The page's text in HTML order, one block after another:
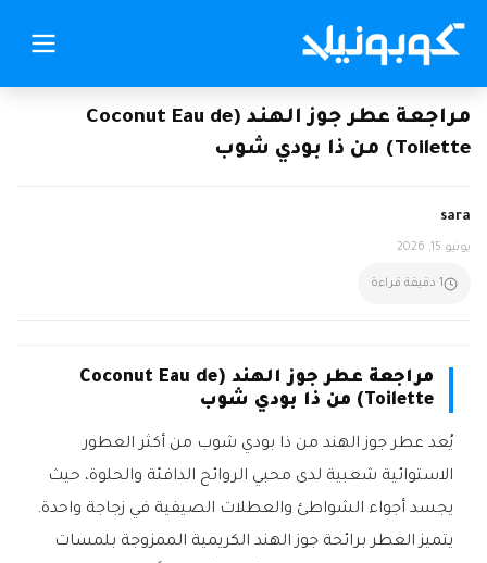
مراجعة عطر جوز الهند (Coconut Eau de
Toilette) من ذا بودي شوب
sara
يونيو 15, 2026
1 دقيقة قراءة
مراجعة عطر جوز الهند (Coconut Eau de
Toilette) من ذا بودي شوب
يُعد عطر جوز الهند من ذا بودي شوب من أكثر العطور
الاستوائية شعبية لدى محبي الروائح الدافئة والحلوة، حيث
يجسد أجواء الشواطئ والعطلات الصيفية في زجاجة واحدة.
يتميز العطر برائحة جوز الهند الكريمية الممزوجة بلمسات